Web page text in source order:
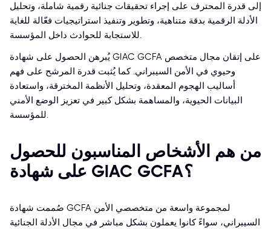
إلى قدرة المحترف على إجراء تحقيقات جنائية رقمية شاملة، وتحليل
الأدلة الرقمية بدقة متناهية، وتطوير وتنفيذ استراتيجيات فعّالة للغاية
للاستجابة للحوادث داخل المؤسسة.
يُبرهن الحصول على شهادة GIAC GCFA على إتقان مجال متخصص
وحيوي في الأمن السيبراني. كما يُثبت قدرة المرشح على فهم
أساليب الهجوم المعقدة، وتحليل الأنظمة المخترقة، واستعادة
البيانات الحيوية، والمساهمة بشكل كبير في تعزيز الوضع الأمني
للمؤسسة.
من هم الأشخاص المناسبون للحصول
على شهادة GIAC GCFA؟
صُممت شهادة GCFA لمجموعة واسعة من متخصصي الأمن
السيبراني، سواءً كانوا يعملون بشكل مباشر في مجال الأدلة الجنائية